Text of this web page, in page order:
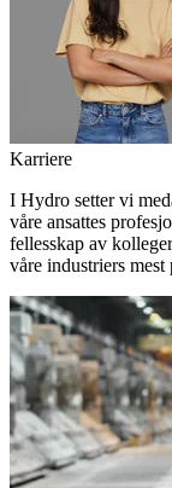
Karriere
I Hydro setter vi
våre ansattes
fellesskap av
våre industriers mest